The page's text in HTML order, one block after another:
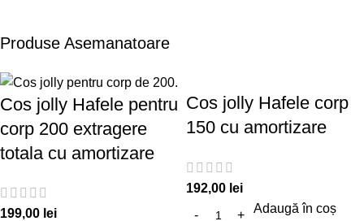
Produse Asemanatoare
Cos jolly Hafele pentru
corp 200 extragere
totala cu amortizare
199,00 lei
Cos jolly Hafele corp
150 cu amortizare
192,00 lei
Adaugă în coș